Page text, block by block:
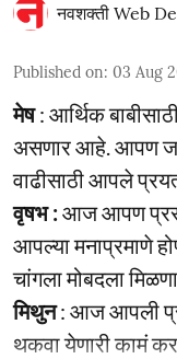
नवशक्ती Web
Published on: 03 Aug
मेष: आर्थिक
असणार आहे. आपण जर
वाढीसाठी आपले
वृषभ :आज आपण
आपल्या मनाप्रमाणे
चांगला मोबदला
मिथुन: आज आपली
थकवा येणारी कामं कर